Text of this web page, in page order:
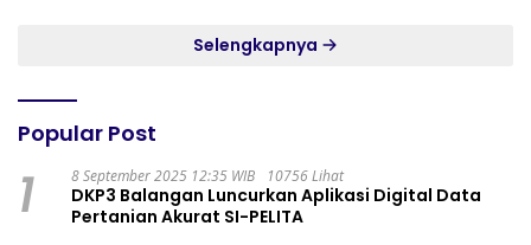
Selengkapnya
Popular Post
1 8 September 2025 12:35 WIB 10756 Lihat
DKP3 Balangan Luncurkan Aplikasi Digital Data
Pertanian Akurat SI-PELITA